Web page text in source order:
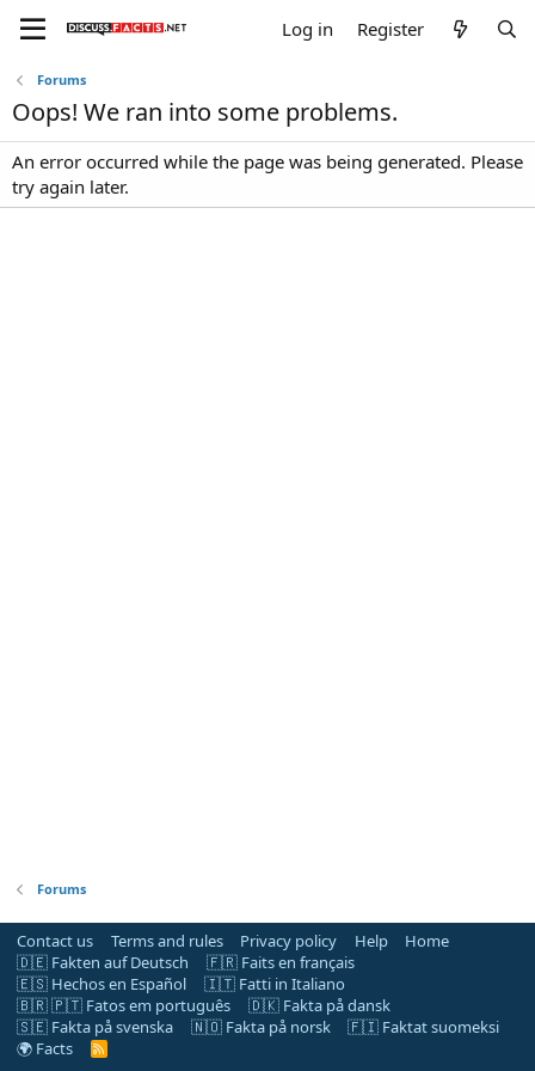
Log in Register
Forums
Oops! We ran into some problems.
An error occurred while the page was being generated. Please
try again later.
Forums
Contact us Terms and rules Privacy policy Help
Home
🇩🇪 Fakten auf Deutsch
🇫🇷 Faits en français
🇪🇸 Hechos en Español
🇮🇹 Fatti in Italiano
🇧🇷 🇵🇹 Fatos em português
🇩🇰 Fakta på dansk
🇸🇪 Fakta på svenska
🇳🇴 Fakta på norsk
🇫🇮 Faktat suomeksi
🌍 Facts
R